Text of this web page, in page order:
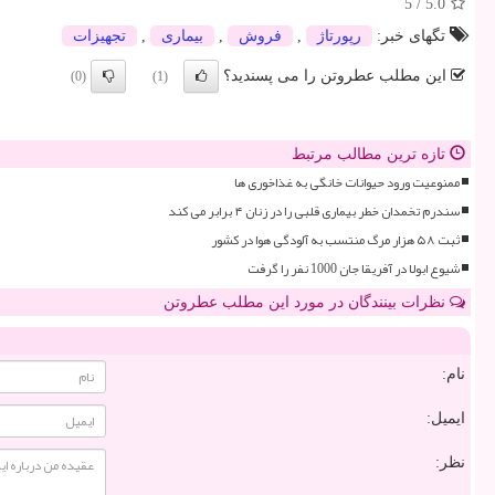
5.0
/
5
تگهای خبر:
رپورتاژ فروش بیماری تجهیزات
این مطلب عطروتن را می پسندید؟ (1)
(0)
تازه ترین مطالب مرتبط
ممنوعیت ورود حیوانات خانگی به غذاخوری ها
سندرم تخمدان خطر بیماری قلبی را در زنان ۴ برابر می کند
ثبت ۵۸ هزار مرگ منتسب به آلودگی هوا در کشور
شیوع ابولا در آفریقا جان 1000 نفر را گرفت
نظرات بینندگان در مورد این مطلب عطروتن
نام:
ایمیل:
نظر: